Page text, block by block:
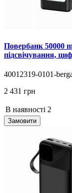
Повербанк 50000
підсвічування,
40012319-0101-
2 431 грн
В наявності 2
Замовити